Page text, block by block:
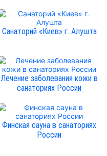
Санаторий «Киев» г. Алушта
Лечение заболевания кожи в
санаториях России
Финская сауна в санаториях
России